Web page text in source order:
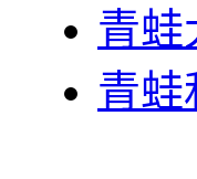
青蛙
青蛙